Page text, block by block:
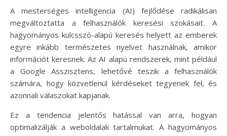
A mesterséges intelligencia (AI) fejlődése radikálisan
megváltoztatta a felhasználók keresési szokásait. A
hagyományos kulcsszó-alapú keresés helyett az emberek
egyre inkább természetes nyelvet használnak, amikor
információt keresnek. Az AI alapú rendszerek, mint például
a Google Asszisztens, lehetővé teszik a felhasználók
számára, hogy közvetlenül kérdéseket tegyenek fel, és
azonnali válaszokat kapjanak.
Ez a tendencia jelentős hatással van arra, hogyan
optimalizálják a weboldalak tartalmukat. A hagyományos